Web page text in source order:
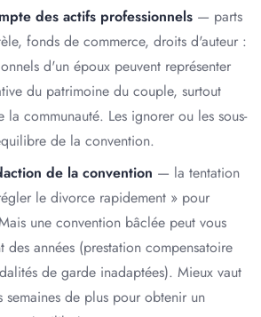
des actifs professionnels — parts
fonds de commerce, droits d'auteur :
d'un époux peuvent représenter
du patrimoine du couple, surtout
la communauté. Les ignorer ou les sous-
de la convention.
de la convention — la tentation
le divorce rapidement » pour
une convention bâclée peut vous
des années (prestation compensatoire
de garde inadaptées). Mieux vaut
semaines de plus pour obtenir un